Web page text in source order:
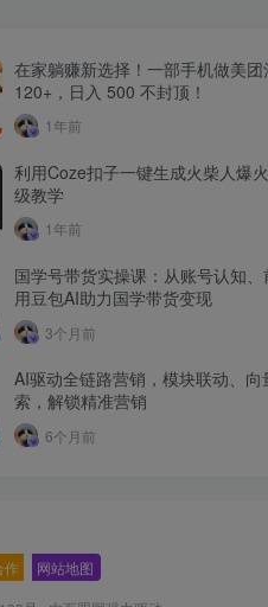
在家躺赚新选择！一部手机做美
120+，日入 500 不封顶！
1年前
利用Coze扣子一键生成火柴人爆
级教学
1年前
国学号带货实操课：从账号认知、
用豆包AI助力国学带货变现
3个月前
AI驱动全链路营销，模块联动、
索，解锁精准营销
6个月前
作 网站地图